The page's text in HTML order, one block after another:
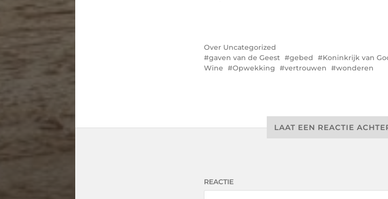
Over Uncategorized
gaven van de Geest
gebed Koninkrijk van
Wine
Opwekking vertrouwen wonderen
LAAT EEN REACTIE
REACTIE